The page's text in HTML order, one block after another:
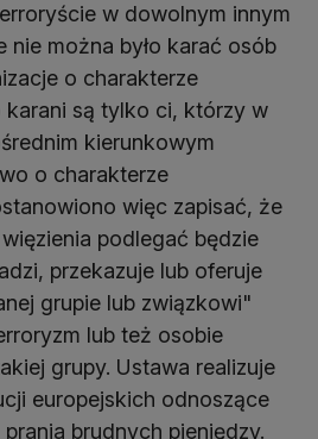
w dowolnym innym
nie można było karać osób
o charakterze
są tylko ci, którzy w
kierunkowym
o charakterze
więc zapisać, że
podlegać będzie
przekazuje lub oferuje
grupie lub związkowi"
lub też osobie
grupy. Ustawa realizuje
europejskich odnoszące
brudnych pieniędzy.